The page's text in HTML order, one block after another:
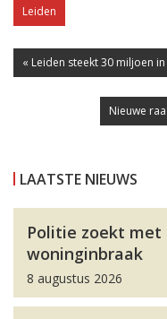
Leiden
« Leiden steekt 30 miljoen
Nieuwe
LAATSTE NIEUWS
Politie zoekt met
woninginbraak
8 augustus 2026